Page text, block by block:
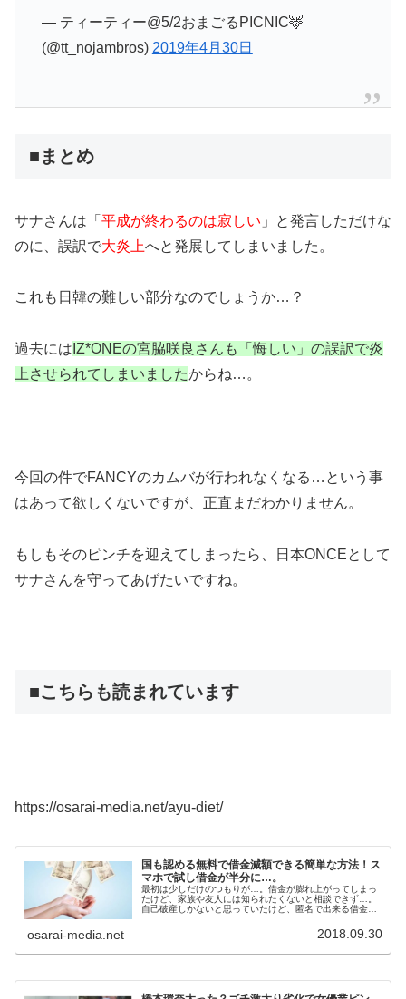
— ティーティー@5/2おまごるPICNIC🦌
(@tt_nojambros) 2019年4月30日
■まとめ
サナさんは「 平成が終わるのは寂しい 」と発言しただけな
のに、誤訳で大炎上へと発展してしまいました。
これも日韓の難しい部分なのでしょうか…？
過去には IZ*ONEの宮脇咲良さんも「悔しい」の誤訳で炎
上させられてしまいましたからね…。
今回の件でFANCYのカムバが行われなくなる…という事
はあって欲しくないですが、正直まだわかりません。
もしもそのピンチを迎えてしまったら、日本ONCEとして
サナさんを守ってあげたいですね。
■こちらも読まれています
https://osarai-media.net/ayu-diet/
国も認める無料で借金減額できる簡単な方法！ス
マホで試し借金が半分に…。
最初は少しだけのつもりが…。借金が膨れ上がってしまっ
たけど、家族や友人には知られたくないと相談できず…。
自己破産しかないと思っていたけど、匿名で出来る借金の
osarai-media.net 2018.09.30